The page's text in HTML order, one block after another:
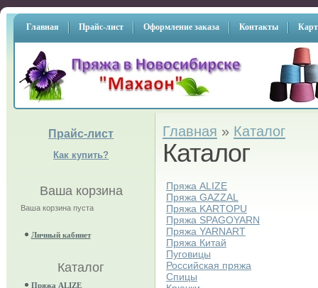
Главная Прайс-лист Оформление заказа Контакты
Прайс-лист
Как купить?
Ваша корзина
Ваша корзина пуста
Личный кабинет
Каталог
Пряжа ALIZE
Главная » Каталог
Каталог
Пряжа ALIZE
Пряжа GAZZAL
Пряжа KARTOPU
Пряжа SPAGOYARN
Пряжа YARNART
Пряжа Китай
Пуговицы
Российская пряжа
Спицы